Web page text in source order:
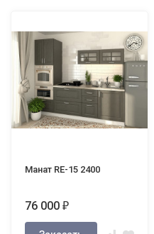
Манат RE-15 2400
76 000 ₽